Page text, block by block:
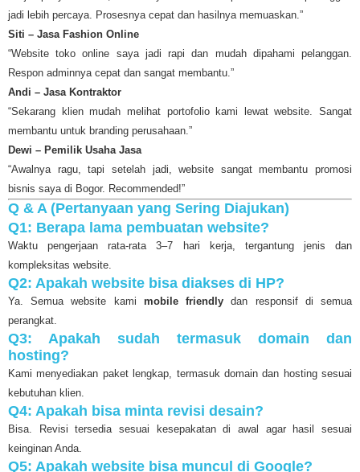
jadi lebih percaya. Prosesnya cepat dan hasilnya memuaskan.”
Siti – Jasa Fashion Online
“Website toko online saya jadi rapi dan mudah dipahami pelanggan.
Respon adminnya cepat dan sangat membantu.”
Andi – Jasa Kontraktor
“Sekarang klien mudah melihat portofolio kami lewat website. Sangat
membantu untuk branding perusahaan.”
Dewi – Pemilik Usaha Jasa
“Awalnya ragu, tapi setelah jadi, website sangat membantu promosi
bisnis saya di Bogor. Recommended!”
Q & A (Pertanyaan yang Sering Diajukan)
Q1: Berapa lama pembuatan website?
Waktu pengerjaan rata-rata 3–7 hari kerja, tergantung jenis dan
kompleksitas website.
Q2: Apakah website bisa diakses di HP?
Ya. Semua website kami mobile friendly dan responsif di semua
perangkat.
Q3: Apakah sudah termasuk domain dan
hosting?
Kami menyediakan paket lengkap, termasuk domain dan hosting sesuai
kebutuhan klien.
Q4: Apakah bisa minta revisi desain?
Bisa. Revisi tersedia sesuai kesepakatan di awal agar hasil sesuai
keinginan Anda.
Q5: Apakah website bisa muncul di Google?